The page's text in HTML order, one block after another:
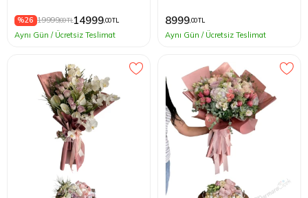
%26 19999,00 TL14999,00 TL
Aynı Gün / Ücretsiz Teslimat
8999,00 TL
Aynı Gün / Ücretsiz Teslimat